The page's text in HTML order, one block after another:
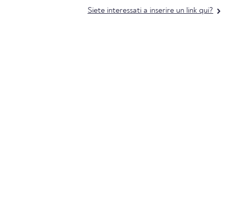
Siete interessati a inserire un link qui?